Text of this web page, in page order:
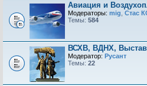
Авиация и
Модераторы: mig Стас
Темы: 584
ВСХВ, ВДНХ,
Модератор: Русант
Темы: 22